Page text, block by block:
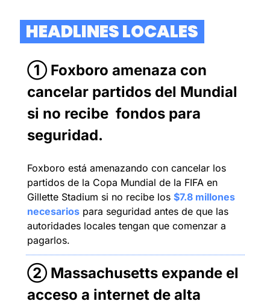
  HEADLINES LOCALES
① Foxboro amenaza con
cancelar partidos del Mundial
si no recibe  fondos para
seguridad.
Foxboro está amenazando con cancelar los
partidos de la Copa Mundial de la FIFA en
Gillette Stadium si no recibe los $7.8 millones
necesarios para seguridad antes de que las
autoridades locales tengan que comenzar a
pagarlos.
② Massachusetts expande el
acceso a internet de alta